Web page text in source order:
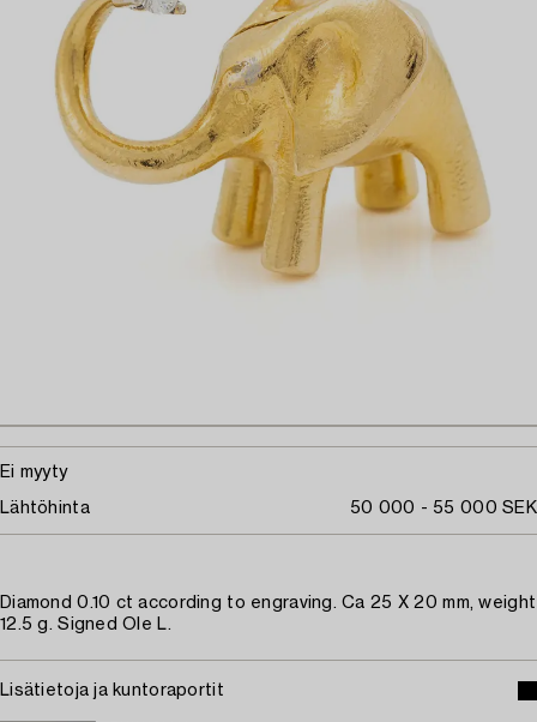
Ei myyty
Lähtöhinta 50 000 - 55 000 SEK
Diamond 0.10 ct according to engraving. Ca 25 X 20 mm, weight
12.5 g. Signed Ole L.
Lisätietoja ja kuntoraportit